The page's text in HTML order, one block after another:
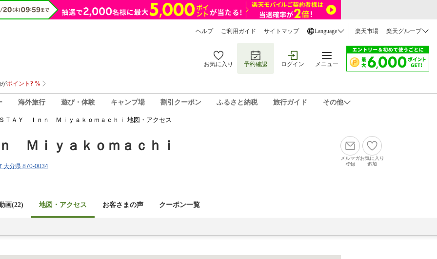
ヘルプ ご利用ガイド サイトマップ Language 楽天市場 楽天グループ
お気に入り 予約確認 ログイン メニュー
海外旅行 遊び・体験 キャンプ場 割引クーポン ふるさと納税 旅行ガイド その他
ＴＡＹ Ｉｎｎ Ｍｉｙａｋｏｍａｃｈｉ 地図・アクセス
Ｍｉｙａｋｏｍａｃｈｉ
大分県 870-0034
メルマガ
登録
お気に入り
追加
画(22) 地図・アクセス お客さまの声 クーポン一覧